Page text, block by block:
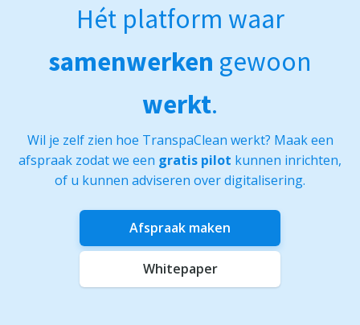
Hét platform waar
samenwerken gewoon
werkt.
Wil je zelf zien hoe TranspaClean werkt? Maak een
afspraak zodat we een gratis pilot kunnen inrichten,
of u kunnen adviseren over digitalisering.
Afspraak maken
Whitepaper